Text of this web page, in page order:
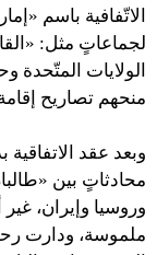
الاتّفافية باسم
لجماعاتٍ مثل:
الولايات المتّحدة
منحهم تصاريح
وبعد عقد الاتفاقية
محادثاتٍ بين
وروسيا وإيران،
ملموسة، ودارت